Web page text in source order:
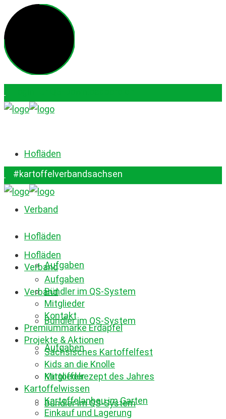
#kartoffelverbandsachsen
Hofläden
Verband
Aufgaben
Bündler im QS-System
Mitglieder
#kartoffelverbandsachsen
Hofläden
Verband
Aufgaben
Bündler im QS-System
Hofläden
Verband
Aufgaben
Bündler im QS-System
Mitglieder
Kontakt
Premiummarke Erdäpfel
Projekte & Aktionen
Sächsisches Kartoffelfest
Kids an die Knolle
Kartoffelrezept des Jahres
Kartoffelwissen
Kartoffelanbau im Garten
Einkauf und Lagerung